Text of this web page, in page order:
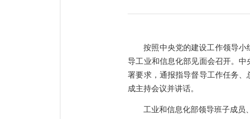
按照中央党的建设工作领导
导工业和信息化部见面会召开。
署要求，通报指导督导工作任务
成主持会议并讲话。
工业和信息化部领导班子成员